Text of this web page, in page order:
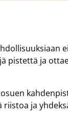
pistettä ja
ja